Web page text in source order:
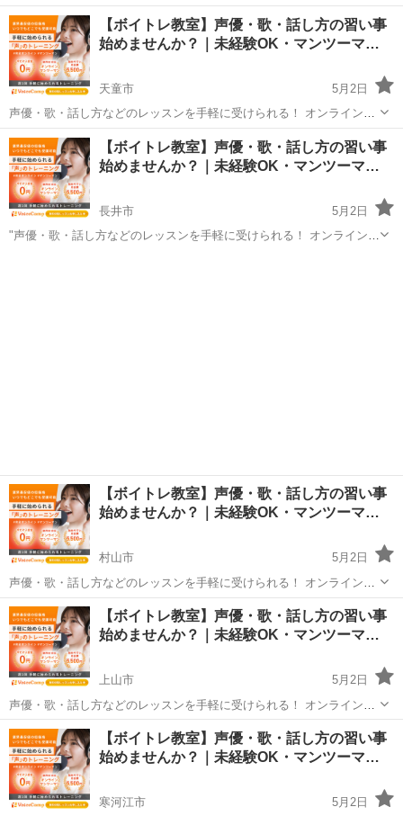
イトレ教室「Voice Camp（ボイスキャンプ）」 「声優のレッスンを一
度受けてみたい」 「話し方に自信がなくて改善したい」 「歌が上手く
なって気...
山形 東根市 その他
【ボイトレ教室】声優・歌・話し方の習い事
始めませんか？｜未経験OK・マンツーマ…
天童市
5月2日
声優・歌・話し方などのレッスンを手軽に受けられる！ オンラインボ
イトレ教室「Voice Camp（ボイスキャンプ）」 「声優のレッスンを一
度受けてみたい」 「話し方に自信がなくて改善したい」 「歌が上手く
なって気...
山形 天童市 その他
【ボイトレ教室】声優・歌・話し方の習い事
始めませんか？｜未経験OK・マンツーマ…
長井市
5月2日
"声優・歌・話し方などのレッスンを手軽に受けられる！ オンラインボ
【ボイトレ教室】声優・歌・話し方の習い事
始めませんか？｜未経験OK・マンツーマ…
村山市
5月2日
声優・歌・話し方などのレッスンを手軽に受けられる！ オンラインボ
イトレ教室「Voice Camp（ボイスキャンプ）」 「声優のレッスンを一
度受けてみたい」 「話し方に自信がなくて改善したい」 「歌が上手く
なって気...
山形 村山市 その他
【ボイトレ教室】声優・歌・話し方の習い事
始めませんか？｜未経験OK・マンツーマ…
上山市
5月2日
声優・歌・話し方などのレッスンを手軽に受けられる！ オンラインボ
イトレ教室「Voice Camp（ボイスキャンプ）」 「声優のレッスンを一
度受けてみたい」 「話し方に自信がなくて改善したい」 「歌が上手く
なって気...
山形 上山市 その他
【ボイトレ教室】声優・歌・話し方の習い事
始めませんか？｜未経験OK・マンツーマ…
寒河江市
5月2日